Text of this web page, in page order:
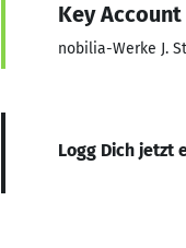
Key
nobilia-Werke J.
Logg Dich jetzt